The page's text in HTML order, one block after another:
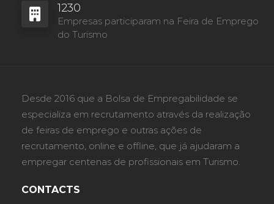
1230
Empresas participaram na Feira de Emprego
do Turismo
Desde 2016 que a Bolsa de Empregabilidade se
especializa em recrutamento através da realização
de feiras de emprego e outras ações de
recrutamento, online e offline, que já ajudaram a
empregar centenas de profissionais em Turismo.
CONTACTS